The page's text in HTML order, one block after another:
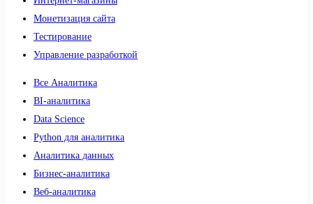
Монетизация сайта
Тестирование
Управление разработкой
Все Аналитика
BI-аналитика
Data Science
Python для аналитика
Аналитика данных
Бизнес-аналитика
Веб-аналитика